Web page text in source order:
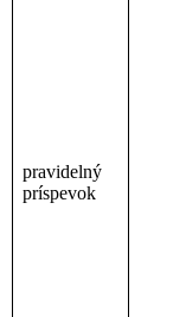
pravidelný
príspevok